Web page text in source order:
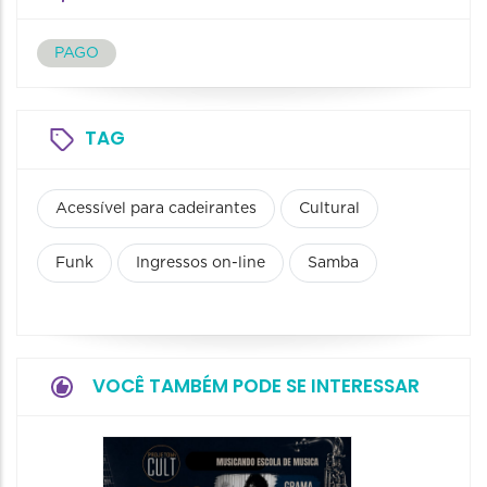
PAGO
TAG
Acessível para cadeirantes Cultural
Funk Ingressos on-line Samba
VOCÊ TAMBÉM PODE SE INTERESSAR